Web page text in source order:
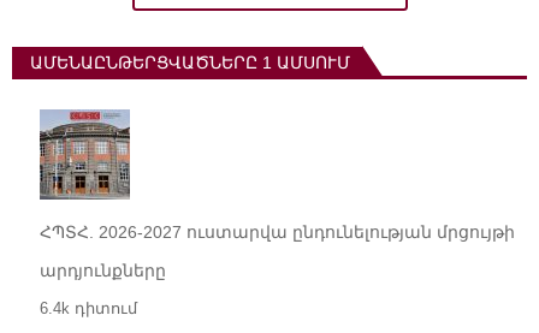
ԱՄԵՆԱԸՆԹԵՐՑՎԱԾՆԵՐԸ 1 ԱՄՍՈՒՄ
ՀՊՏՀ. 2026-2027 ուստարվա ընդունելության մրցույթի
արդյունքները
6.4k դիտում